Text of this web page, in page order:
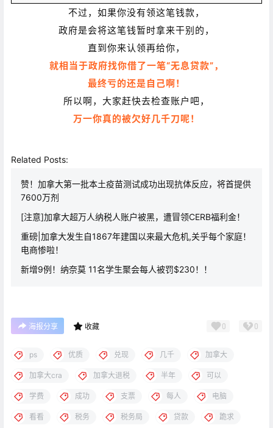
不过，如果你没有领这笔钱款，
政府是会将这笔钱暂时拿来干别的，
直到你来认领再给你，
就相当于政府找你借了一笔“无息贷款”，
最终亏的还是自己啊！
所以啊，大家赶快去检查账户吧，
万一你真的被欠好几千刀呢！
Related Posts:
赞！加拿大第一批本土疫苗测试成功出现抗体反应，将首提供
7600万剂
[注意]加拿大超万人纳税人账户被黑，遭冒领CERB福利金！
重磅|加拿大发生自1867年建国以来最大危机,关乎每个家庭！
电商惨啦！
新增9例！纳奈莫 11名学生聚会每人被罚$230！！
海报分享 收藏 0 0
ps 优质 兑现 几千 加拿大
加拿大cra 加拿大退税 半年 可以
学费 成功 支票 每人 电脑
看看 税务 税务局 贷款 跪求